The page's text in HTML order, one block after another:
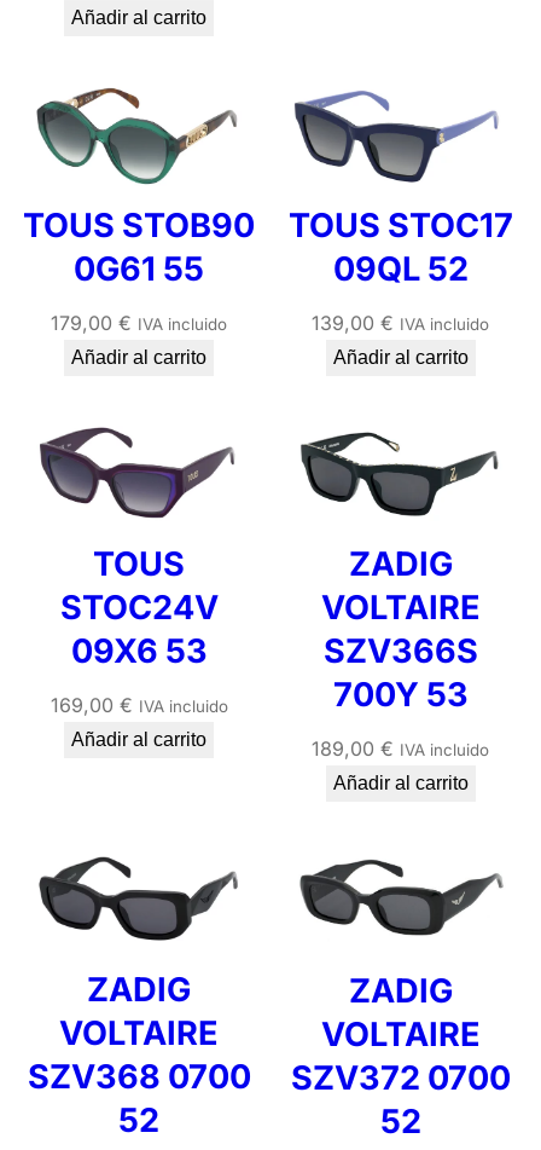
Añadir al carrito
TOUS STOB90
0G61 55
179,00€ IVA incluido
Añadir al carrito
TOUS STOC17
09QL 52
139,00€ IVA incluido
Añadir al carrito
TOUS
STOC24V
09X6 53
169,00 € IVA incluido
Añadir al carrito
ZADIG
VOLTAIRE
SZV366S
700Y 53
189,00€ IVA incluido
Añadir al carrito
ZADIG
VOLTAIRE
SZV368 0700
52
ZADIG
VOLTAIRE
SZV372 0700
52